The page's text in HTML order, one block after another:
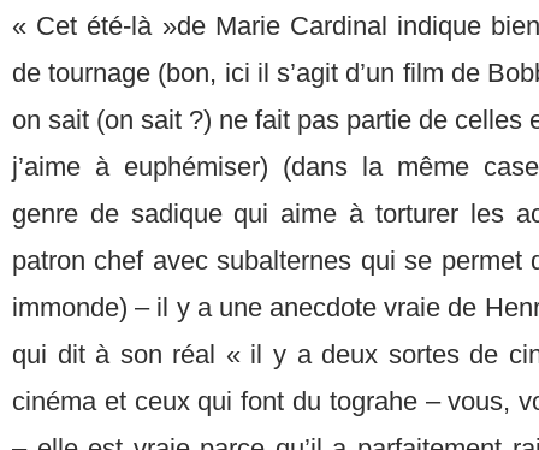
« Cet été-là »de Marie Cardinal indique
de tournage (bon, ici il s’agit d’un film de
on sait (on sait ?) ne fait pas partie de celles
j’aime à euphémiser) (dans la même
genre de sadique qui aime à torturer les
patron chef avec subalternes qui se permet
immonde) – il y a une anecdote vraie de
qui dit à son réal « il y a deux sortes de
cinéma et ceux qui font du tograhe – vous,